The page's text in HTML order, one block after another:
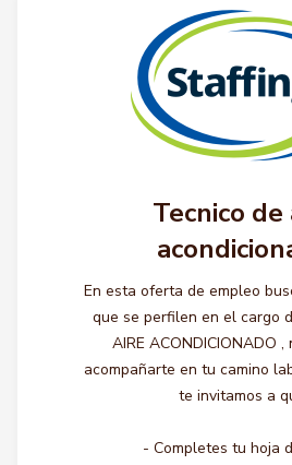
Tecnico de
En esta oferta de empleo
que se perfilen en el cargo
AIRE ACONDICIONADO
acompañarte en tu camino
te invitamos a
- Completes tu hoja